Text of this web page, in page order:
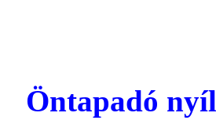
Öntapadó